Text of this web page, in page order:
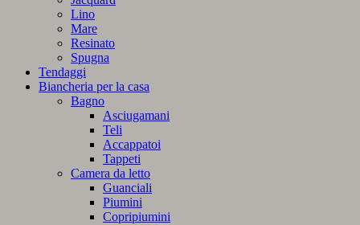
Lino
Mare
Resinato
Spugna
Tendaggi
Biancheria per la casa
Bagno
Asciugamani
Teli
Accappatoi
Tappeti
Camera da letto
Guanciali
Piumini
Copripiumini